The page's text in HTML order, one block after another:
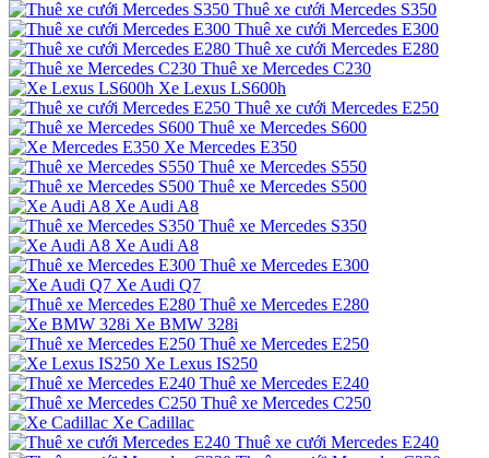
Thuê xe cưới Mercedes S350
Thuê xe cưới Mercedes E300
Thuê xe cưới Mercedes E280
Thuê xe Mercedes C230
Xe Lexus LS600h
Thuê xe cưới Mercedes E250
Thuê xe Mercedes S600
Xe Mercedes E350
Thuê xe Mercedes S550
Thuê xe Mercedes S500
Xe Audi A8
Thuê xe Mercedes S350
Xe Audi A8
Thuê xe Mercedes E300
Xe Audi Q7
Thuê xe Mercedes E280
Xe BMW 328i
Thuê xe Mercedes E250
Xe Lexus IS250
Thuê xe Mercedes E240
Thuê xe Mercedes C250
Xe Cadillac
Thuê xe cưới Mercedes E240